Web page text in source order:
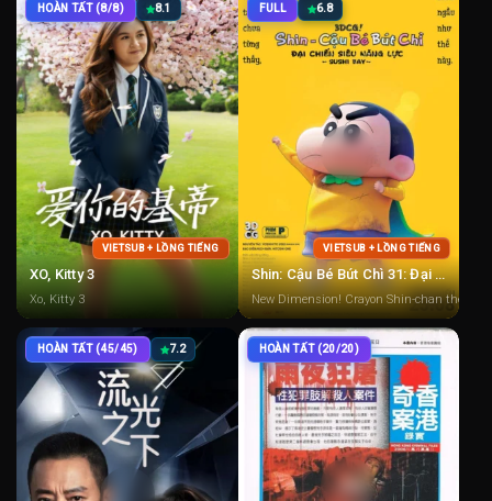
HOÀN TẤT (8/8) 8.1
VIETSUB + LỒNG TIẾNG
XO, Kitty 3
Xo, Kitty 3
FULL 6.8
VIETSUB + LỒNG TIẾNG
Shin: Cậu Bé Bút Chì 31: Đại Chiến Siêu Năng Lực ~ Sushi Bay ~
New Dimension! Crayon Shin-chan the
HOÀN TẤT (45/45) 7.2 HOÀN TẤT (20/20)